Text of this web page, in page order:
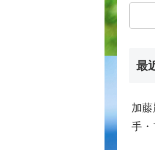
最
加
手・